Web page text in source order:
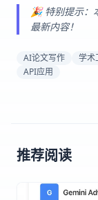
🎉 特别提示：
最新内容！
AI论文写作 学术
API应用
推荐阅读